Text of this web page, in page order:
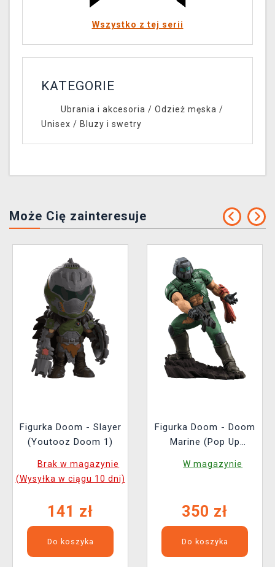
Wszystko z tej serii
KATEGORIE
Ubrania i akcesoria / Odzież męska /
Unisex / Bluzy i swetry
Może Cię zainteresuje
Figurka Doom - Slayer
(Youtooz Doom 1)
Brak w magazynie
(Wysyłka w ciągu 10 dni)
141 zł
Do koszyka
Figurka Doom - Doom
Marine (Pop Up
W magazynie
350 zł
Do koszyka